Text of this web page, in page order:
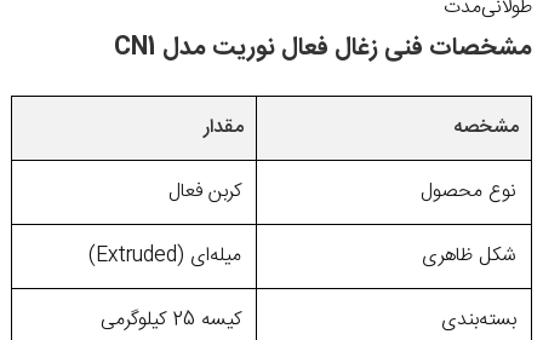
طولانی‌مدت
مشخصات فنی زغال فعال نوریت مدل CN1
مشخصه
مقدار
نوع محصول
کربن فعال
شکل ظاهری
میله‌ای (Extruded)
بسته‌بندی
کیسه 25 کیلوگرمی